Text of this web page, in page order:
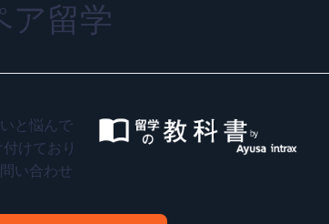
ア留学
と悩んで
けており
い合わせ